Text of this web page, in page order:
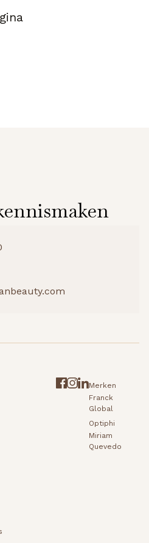
[20ml]
aantal
Merken
Franck
Global
Optiphi
Miriam
Quevedo